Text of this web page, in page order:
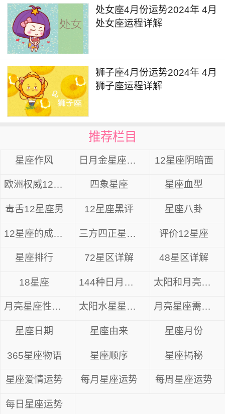
处女座4月份运势2024年 4月
处女座运程详解
狮子座4月份运势2024年 4月
狮子座运程详解
推荐栏目
星座作风 日月金星座组合 12星座阴暗面
欧洲权威12星座分析 四象星座 星座血型
毒舌12星座男 12星座黑评 星座八卦
12星座的成长方式 三方四正星座分析 评价12星座
星座排行 72星区详解 48星区详解
18星座 144种日月星座 太阳和月亮星座
月亮星座性格解析 太阳水星星座组合 月亮星座需要什么
星座日期 星座由来 星座月份
365星座物语 星座顺序 星座揭秘
星座爱情运势 每月星座运势 每周星座运势
每日星座运势